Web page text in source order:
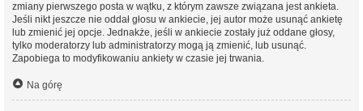
zmiany pierwszego posta w wątku, z którym zawsze związana jest ankieta.
Jeśli nikt jeszcze nie oddał głosu w ankiecie, jej autor może usunąć ankietę
lub zmienić jej opcje. Jednakże, jeśli w ankiecie zostały już oddane głosy,
tylko moderatorzy lub administratorzy mogą ją zmienić, lub usunąć.
Zapobiega to modyfikowaniu ankiety w czasie jej trwania.
Na górę